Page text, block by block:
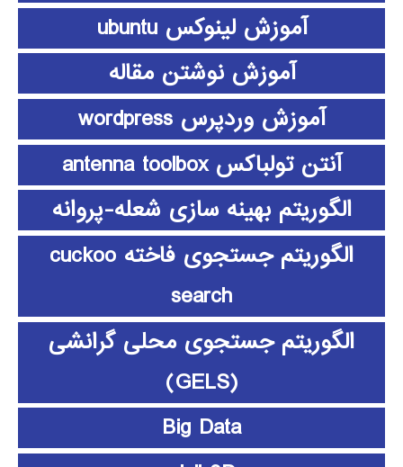
آموزش لینوکس ubuntu
آموزش نوشتن مقاله
آموزش وردپرس wordpress
آنتن تولباکس antenna toolbox
الگوریتم بهینه سازی شعله-پروانه
الگوریتم جستجوی فاخته cuckoo
search
الگوریتم جستجوی محلی گرانشی
(GELS)
Big Data